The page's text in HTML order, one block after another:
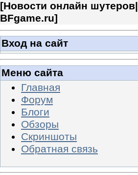
[Новости онлайн шутеров|
BFgame.ru]
Вход на сайт
Меню сайта
Главная
Форум
Блоги
Обзоры
Скриншоты
Обратная связь